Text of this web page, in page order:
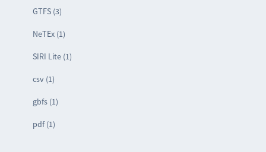
GTFS (3)
NeTEx (1)
SIRI Lite (1)
csv (1)
gbfs (1)
pdf (1)